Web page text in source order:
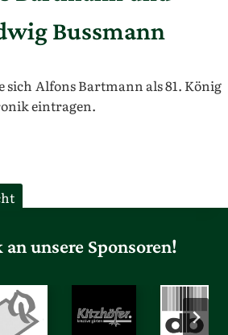
Bussmann
sich Alfons Bartmann als 81. König
eintragen.
unsere Sponsoren!